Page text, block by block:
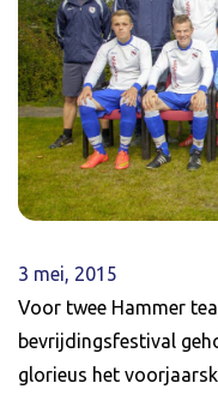
3 mei, 2015
Voor twee Hammer
bevrijdingsfestival
glorieus het